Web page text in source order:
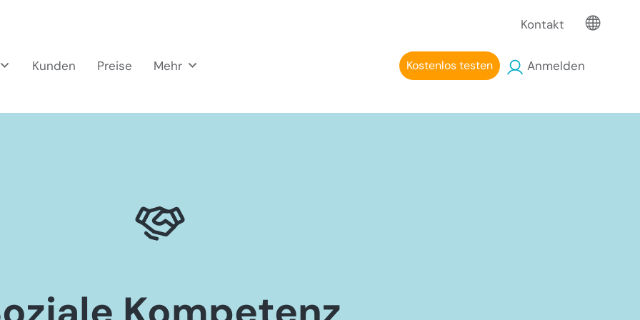
Kunden Preise Mehr Kostenlos testen Anmelden
Kontakt